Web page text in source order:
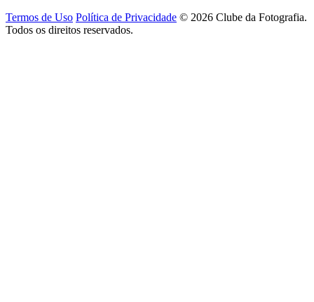
Termos de Uso Política de Privacidade © 2026 Clube da Fotografia.
Todos os direitos reservados.